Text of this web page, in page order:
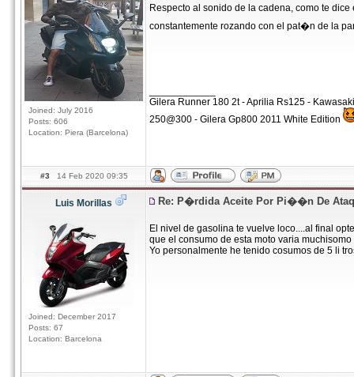
Joined: July 2016
Posts: 606
Location: Piera (Barcelona)
Respecto al sonido de la cadena, como te
constantemente rozando con el pat�n de la
Gilera Runner 180 2t - Aprilia Rs125 -
250@300 - Gilera Gp800 2011 White Edition
#3 14 Feb 2020 09:35
Luis Morillas
Joined: December 2017
Posts: 67
Location: Barcelona
Re: P�rdida Aceite Por Pi��n De
El nivel de gasolina te vuelve loco....al final
que el consumo de esta moto varia
Yo personalmente he tenido cosumos de 5 li